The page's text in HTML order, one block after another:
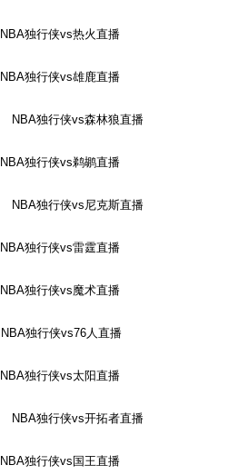
NBA独行侠vs热火直播
NBA独行侠vs雄鹿直播
NBA独行侠vs森林狼直播
NBA独行侠vs鹈鹕直播
NBA独行侠vs尼克斯直播
NBA独行侠vs雷霆直播
NBA独行侠vs魔术直播
NBA独行侠vs76人直播
NBA独行侠vs太阳直播
NBA独行侠vs开拓者直播
NBA独行侠vs国王直播